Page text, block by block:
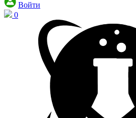
Войти
0